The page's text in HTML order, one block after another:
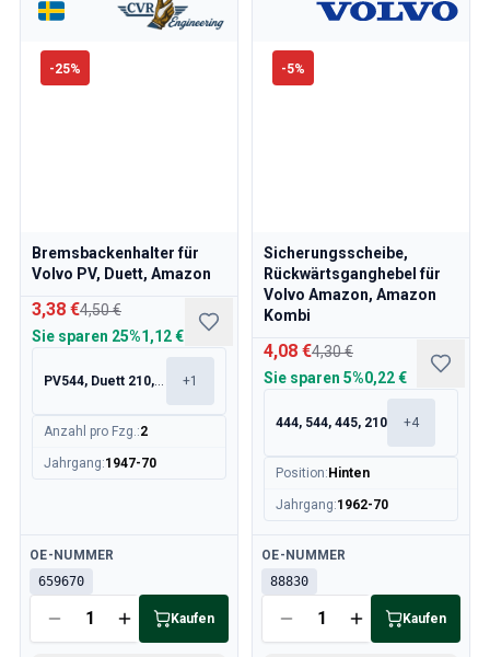
-25%
Bremsbackenhalter für
Volvo PV, Duett, Amazon
3,38 €4,50 €
Sie sparen 25%1,12 €
PV544, Duett 210, 120, 130 +1
Anzahl pro Fzg.:2
Jahrgang:1947-70
Verfügbar
OE-NUMMER
659670
Kaufen
-5%
Sicherungsscheibe,
Rückwärtsganghebel für
Volvo Amazon, Amazon
Kombi
4,08 €4,30 €
Sie sparen 5%0,22 €
444, 544, 445, 210 +4
Position: Hinten
Jahrgang:1962-70
Verfügbar
OE-NUMMER
88830
Kaufen